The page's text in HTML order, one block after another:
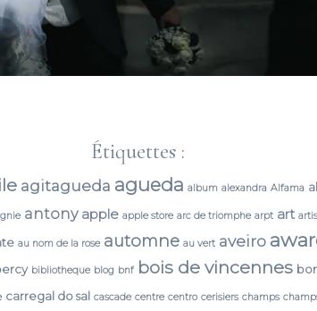
Étiquettes :
agitagueda agueda album alexandra Alfama
antony apple apple store arc de triomphe arpt art
au nom de la rose automne au vert aveiro
bibliotheque blog bnf bois de vincennes
carregal do sal cascade centre centro cerisiers champs